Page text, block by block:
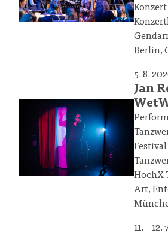
Konzert
Berlin,
5. 8.
Jan
HochX
Art,
11. – 12.